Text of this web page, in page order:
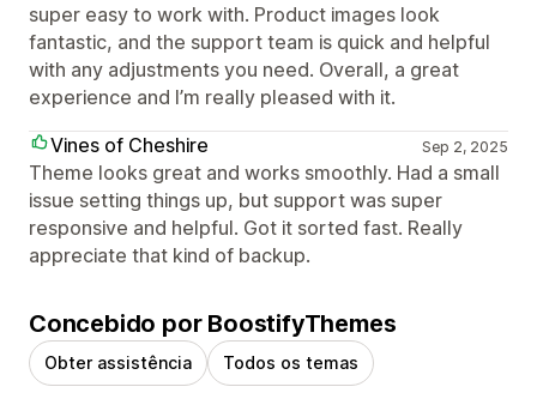
super easy to work with. Product images look
fantastic, and the support team is quick and helpful
with any adjustments you need. Overall, a great
experience and I’m really pleased with it.
Vines of Cheshire
Sep 2, 2025
Theme looks great and works smoothly. Had a small
issue setting things up, but support was super
responsive and helpful. Got it sorted fast. Really
appreciate that kind of backup.
Concebido por BoostifyThemes
Obter assistência Todos os temas